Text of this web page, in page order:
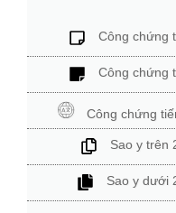
Công chứng
Công chứng
Công chứng
Sao y trên
Sao y dưới